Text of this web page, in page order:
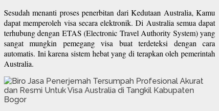
Sesudah menanti proses penerbitan dari Kedutaan Australia, Kamu
dapat memperoleh visa secara elektronik. Di Australia semua dapat
terhubung dengan ETAS (Electronic Travel Authority System) yang
sangat mungkin pemegang visa buat terdeteksi dengan cara
automatis. Ini karena sistem hebat yang di terapkan oleh pemerintah
Australia.